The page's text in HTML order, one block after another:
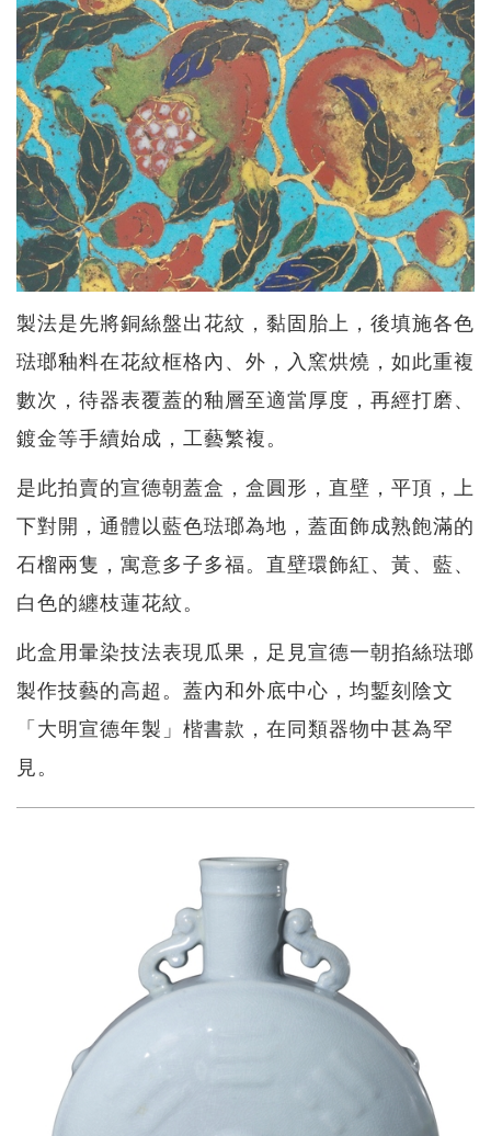
製法是先將銅絲盤出花紋，黏固胎上，後填施各色
琺瑯釉料在花紋框格內、外，入窯烘燒，如此重複
數次，待器表覆蓋的釉層至適當厚度，再經打磨、
鍍金等手續始成，工藝繁複。
是此拍賣的宣德朝蓋盒，盒圓形，直壁，平頂，上
下對開，通體以藍色琺瑯為地，蓋面飾成熟飽滿的
石榴兩隻，寓意多子多福。直壁環飾紅、黃、藍、
白色的纏枝蓮花紋。
此盒用暈染技法表現瓜果，足見宣德一朝掐絲琺瑯
製作技藝的高超。蓋內和外底中心，均鏨刻陰文
「大明宣德年製」楷書款，在同類器物中甚為罕
見。